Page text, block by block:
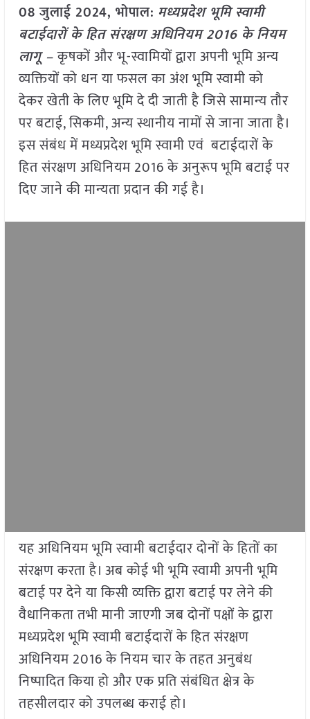
08 जुलाई 2024, भोपाल: मध्यप्रदेश भूमि स्वामी
बटाईदारों के हित संरक्षण अधिनियम 2016 के नियम
लागू –कृषकों और भू-स्वामियों द्वारा अपनी भूमि अन्य
व्यक्तियों को धन या फसल का अंश भूमि स्वामी को
देकर खेती के लिए भूमि दे दी जाती है जिसे सामान्य तौर
पर बटाई, सिकमी, अन्य स्थानीय नामों से जाना जाता है।
इस संबंध में मध्यप्रदेश भूमि स्वामी एवं बटाईदारों के
हित संरक्षण अधिनियम 2016 के अनुरूप भूमि बटाई पर
दिए जाने की मान्यता प्रदान की गई है।
यह अधिनियम भूमि स्वामी बटाईदार दोनों के हितों का
संरक्षण करता है। अब कोई भी भूमि स्वामी अपनी भूमि
बटाई पर देने या किसी व्यक्ति द्वारा बटाई पर लेने की
वैधानिकता तभी मानी जाएगी जब दोनों पक्षों के द्वारा
मध्यप्रदेश भूमि स्वामी बटाईदारों के हित संरक्षण
अधिनियम 2016 के नियम चार के तहत अनुबंध
निष्पादित किया हो और एक प्रति संबंधित क्षेत्र के
तहसीलदार को उपलब्ध कराई हो।